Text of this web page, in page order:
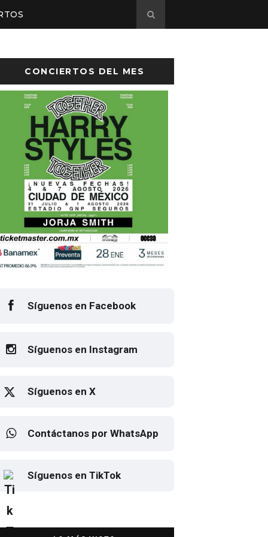
el cartel de Flow Fest 2026
CONCIERTOS DEL MES
Síguenos en Facebook
Síguenos en Instagram
Síguenos en X
Contáctanos por WhatsApp
Elton John regresa a CDMX
para despedirse en el Estadio